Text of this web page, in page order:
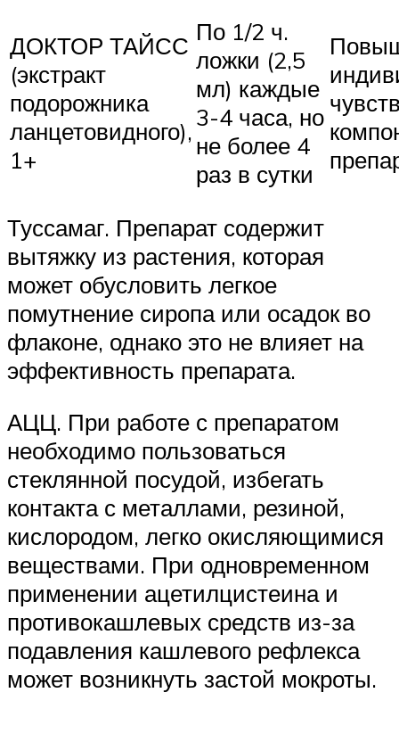
ДОКТОР ТАЙСС
(экстракт
подорожника
ланцетовидного),
1+
По 1/2 ч.
ложки (2,5
мл) каждые
3-4 часа, но
не более 4
раз в сутки
Туссамаг. Препарат содержит
вытяжку из растения, которая
может обусловить легкое
помутнение сиропа или осадок во
флаконе, однако это не влияет на
эффективность препарата.
АЦЦ. При работе с препаратом
необходимо пользоваться
стеклянной посудой, избегать
контакта с металлами, резиной,
кислородом, легко окисляющимися
веществами. При одновременном
применении ацетилцистеина и
противокашлевых средств из-за
подавления кашлевого рефлекса
может возникнуть застой мокроты.